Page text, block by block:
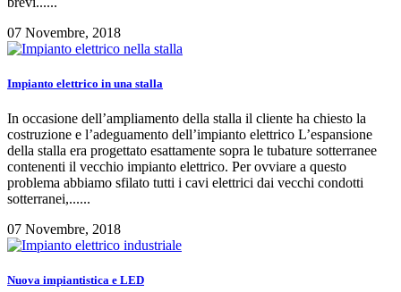
07 Novembre, 2018
Impianto elettrico in una stalla
In occasione dell’ampliamento della stalla il cliente ha chiesto la
costruzione e l’adeguamento dell’impianto elettrico L’espansione
della stalla era progettato esattamente sopra le tubature sotterranee
contenenti il vecchio impianto elettrico. Per ovviare a questo
problema abbiamo sfilato tutti i cavi elettrici dai vecchi condotti
sotterranei,......
07 Novembre, 2018
Nuova impiantistica e LED